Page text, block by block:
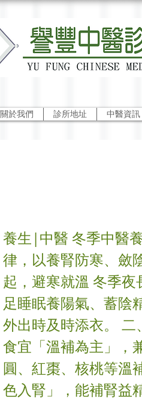
關於我們 診所地址 中醫資訊
養生|中醫 冬季中醫
律，以養腎防寒、斂
起，避寒就溫 冬季
足睡眠養陽氣、蓄陰
外出時及時添衣。
食宜「溫補為主」，
圓、紅棗、核桃等溫
色入腎」，能補腎益